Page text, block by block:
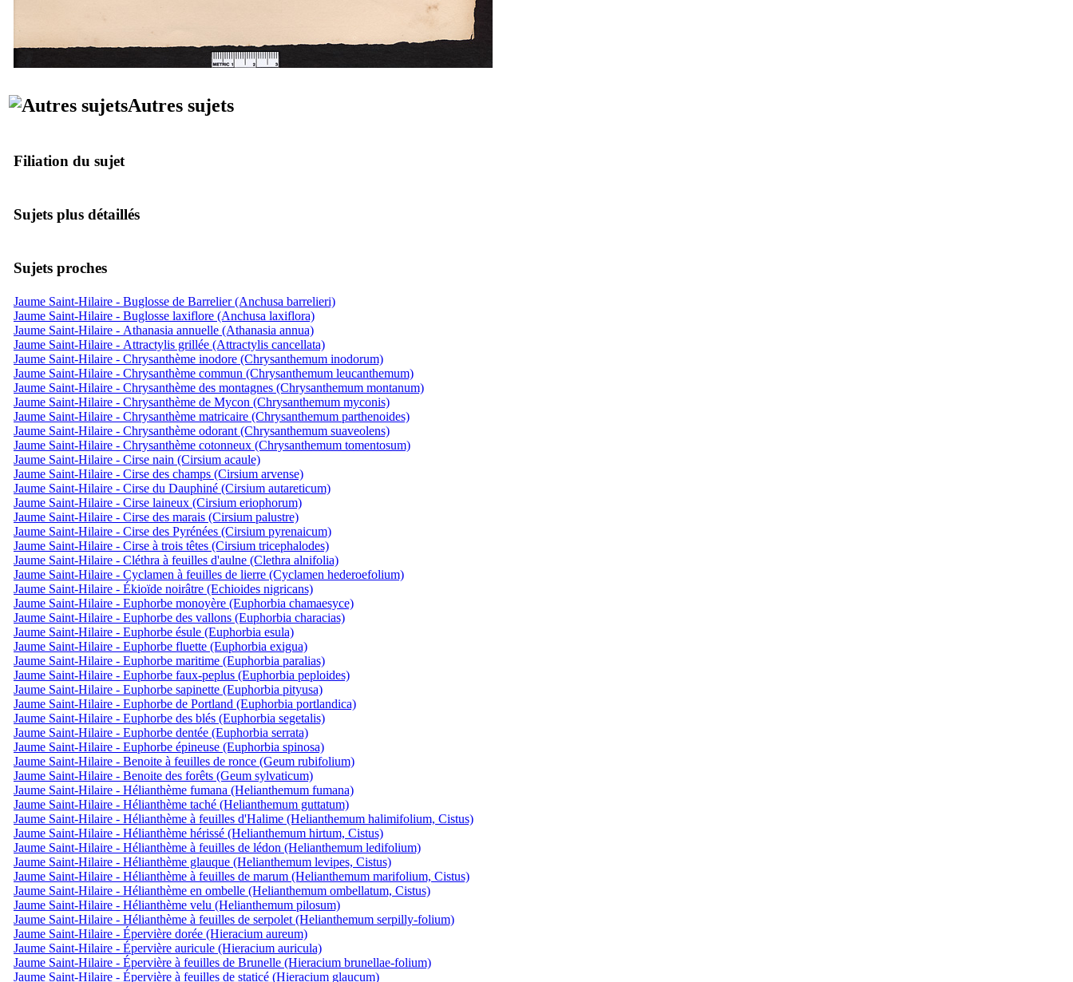
Autres sujets
Filiation du sujet
Sujets plus détaillés
Sujets proches
Jaume Saint-Hilaire - Buglosse de Barrelier (Anchusa barrelieri)
Jaume Saint-Hilaire - Buglosse laxiflore (Anchusa laxiflora)
Jaume Saint-Hilaire - Athanasia annuelle (Athanasia annua)
Jaume Saint-Hilaire - Attractylis grillée (Attractylis cancellata)
Jaume Saint-Hilaire - Chrysanthème inodore (Chrysanthemum inodorum)
Jaume Saint-Hilaire - Chrysanthème commun (Chrysanthemum leucanthemum)
Jaume Saint-Hilaire - Chrysanthème des montagnes (Chrysanthemum montanum)
Jaume Saint-Hilaire - Chrysanthème de Mycon (Chrysanthemum myconis)
Jaume Saint-Hilaire - Chrysanthème matricaire (Chrysanthemum parthenoides)
Jaume Saint-Hilaire - Chrysanthème odorant (Chrysanthemum suaveolens)
Jaume Saint-Hilaire - Chrysanthème cotonneux (Chrysanthemum tomentosum)
Jaume Saint-Hilaire - Cirse nain (Cirsium acaule)
Jaume Saint-Hilaire - Cirse des champs (Cirsium arvense)
Jaume Saint-Hilaire - Cirse du Dauphiné (Cirsium autareticum)
Jaume Saint-Hilaire - Cirse laineux (Cirsium eriophorum)
Jaume Saint-Hilaire - Cirse des marais (Cirsium palustre)
Jaume Saint-Hilaire - Cirse des Pyrénées (Cirsium pyrenaicum)
Jaume Saint-Hilaire - Cirse à trois têtes (Cirsium tricephalodes)
Jaume Saint-Hilaire - Cléthra à feuilles d'aulne (Clethra alnifolia)
Jaume Saint-Hilaire - Cyclamen à feuilles de lierre (Cyclamen hederoefolium)
Jaume Saint-Hilaire - Ékioïde noirâtre (Echioides nigricans)
Jaume Saint-Hilaire - Euphorbe monoyère (Euphorbia chamaesyce)
Jaume Saint-Hilaire - Euphorbe des vallons (Euphorbia characias)
Jaume Saint-Hilaire - Euphorbe ésule (Euphorbia esula)
Jaume Saint-Hilaire - Euphorbe fluette (Euphorbia exigua)
Jaume Saint-Hilaire - Euphorbe maritime (Euphorbia paralias)
Jaume Saint-Hilaire - Euphorbe faux-peplus (Euphorbia peploides)
Jaume Saint-Hilaire - Euphorbe sapinette (Euphorbia pityusa)
Jaume Saint-Hilaire - Euphorbe de Portland (Euphorbia portlandica)
Jaume Saint-Hilaire - Euphorbe des blés (Euphorbia segetalis)
Jaume Saint-Hilaire - Euphorbe dentée (Euphorbia serrata)
Jaume Saint-Hilaire - Euphorbe épineuse (Euphorbia spinosa)
Jaume Saint-Hilaire - Benoite à feuilles de ronce (Geum rubifolium)
Jaume Saint-Hilaire - Benoite des forêts (Geum sylvaticum)
Jaume Saint-Hilaire - Hélianthème fumana (Helianthemum fumana)
Jaume Saint-Hilaire - Hélianthème taché (Helianthemum guttatum)
Jaume Saint-Hilaire - Hélianthème à feuilles d'Halime (Helianthemum halimifolium, Cistus)
Jaume Saint-Hilaire - Hélianthème hérissé (Helianthemum hirtum, Cistus)
Jaume Saint-Hilaire - Hélianthème à feuilles de lédon (Helianthemum ledifolium)
Jaume Saint-Hilaire - Hélianthème glauque (Helianthemum levipes, Cistus)
Jaume Saint-Hilaire - Hélianthème à feuilles de marum (Helianthemum marifolium, Cistus)
Jaume Saint-Hilaire - Hélianthème en ombelle (Helianthemum ombellatum, Cistus)
Jaume Saint-Hilaire - Hélianthème velu (Helianthemum pilosum)
Jaume Saint-Hilaire - Hélianthème à feuilles de serpolet (Helianthemum serpilly-folium)
Jaume Saint-Hilaire - Épervière dorée (Hieracium aureum)
Jaume Saint-Hilaire - Épervière auricule (Hieracium auricula)
Jaume Saint-Hilaire - Épervière à feuilles de Brunelle (Hieracium brunellae-folium)
Jaume Saint-Hilaire - Épervière à feuilles de staticé (Hieracium glaucum)